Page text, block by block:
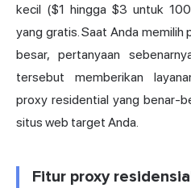
kecil ($1 hingga $3 untuk
yang gratis. Saat Anda memilih
besar, pertanyaan
tersebut memberikan
proxy residential yang benar-
situs web target Anda.
Fitur proxy